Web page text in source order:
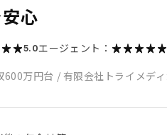
心
5.0エージェント：
600万円台 / 有限会社トライメデ